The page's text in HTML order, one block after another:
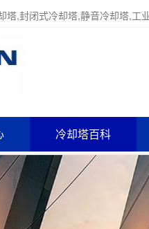
,封闭式冷却塔,静音冷却塔,工
冷却塔百科